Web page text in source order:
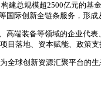
建总规模超2500亿元的
际创新全链条服务，形成
高端装备等领域的企业代
目落地、资本赋能、政策
全球创新资源汇聚平台的